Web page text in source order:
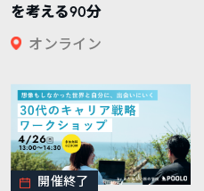
を考える90分
オンライン
開催終了